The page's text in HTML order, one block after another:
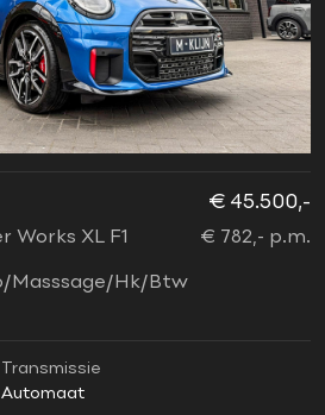
Works XL F1
Masssage/Hk/Btw
€ 45.500,-
€ 782,- p.m.
Transmissie
Automaat